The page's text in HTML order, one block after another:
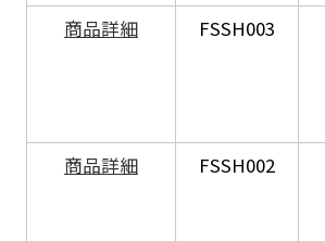
商品詳細
FSSH003
商品詳細
FSSH002